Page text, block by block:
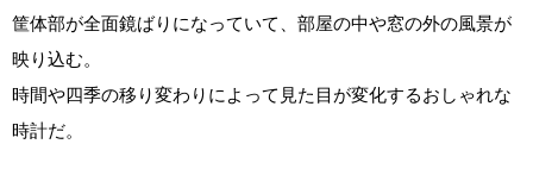
筐体部が全面鏡ばりになっていて、部屋の中や窓の外の風景が
映り込む。
時間や四季の移り変わりによって見た目が変化するおしゃれな
時計だ。